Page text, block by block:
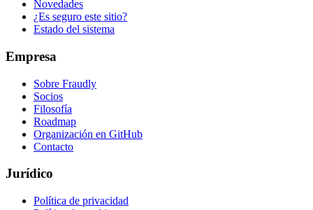
Novedades
¿Es seguro este sitio?
Estado del sistema
Empresa
Sobre Fraudly
Socios
Filosofía
Roadmap
Organización en GitHub
Contacto
Jurídico
Política de privacidad